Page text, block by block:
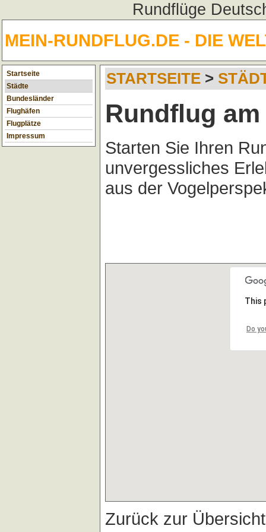
Rundflüge
MEIN-RUNDFLUG.DE - DIE
Startseite
Städte
Bundesländer
Flughäfen
Flugplätze
Impressum
STARTSEITE >
Rundflug
Starten Sie Ihren
unvergessliches
aus der
This
Do
Zurück zur